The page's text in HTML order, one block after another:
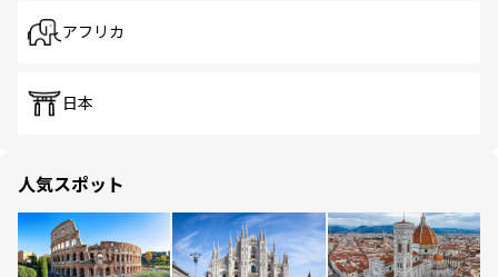
アフリカ
日本
人気スポット